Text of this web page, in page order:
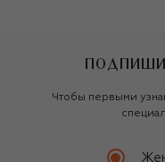
Чтобы первыми